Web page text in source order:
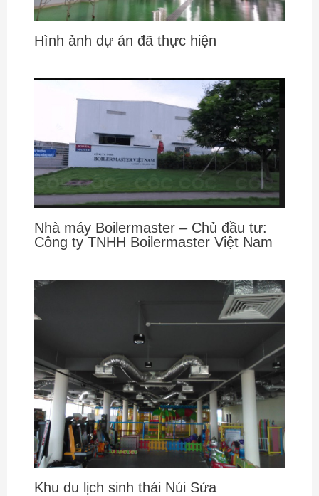
Hình ảnh dự án đã thực hiện
Nhà máy Boilermaster – Chủ đầu tư:
Công ty TNHH Boilermaster Việt Nam
Khu du lịch sinh thái Núi Sứa